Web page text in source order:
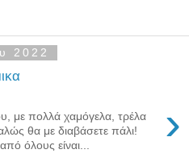
2022
›
με πολλά χαμόγελα, τρέλα
θα με διαβάσετε πάλι!
όλους είναι...